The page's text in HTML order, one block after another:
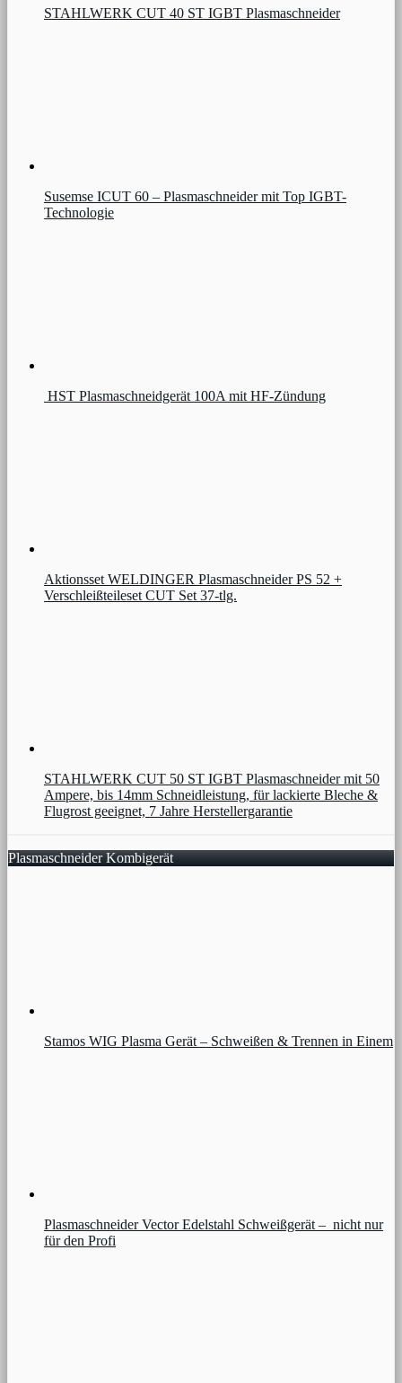
STAHLWERK CUT 40 ST IGBT Plasmaschneider
Susemse ICUT 60 – Plasmaschneider mit Top IGBT-
Technologie
HST Plasmaschneidgerät 100A mit HF-Zündung
Aktionsset WELDINGER Plasmaschneider PS 52 +
Verschleißteileset CUT Set 37-tlg.
STAHLWERK CUT 50 ST IGBT Plasmaschneider mit 50
Ampere, bis 14mm Schneidleistung, für lackierte Bleche &
Flugrost geeignet, 7 Jahre Herstellergarantie
Plasmaschneider Kombigerät
Stamos WIG Plasma Gerät – Schweißen & Trennen in Einem
Plasmaschneider Vector Edelstahl Schweißgerät – nicht nur
für den Profi